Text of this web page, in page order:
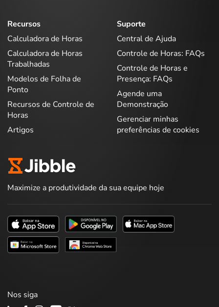
Recursos
Calculadora de Horas
Calculadora de Horas
Trabalhadas
Modelos de Folha de
Ponto
Recursos de Controle de
Horas
Artigos
Suporte
Central de Ajuda
Controle de Horas: FAQs
Controle de Horas e
Presença: FAQs
Agende uma
Demonstração
Gerenciar minhas
preferências de cookies
Maximize a produtividade da sua equipe hoje
Nos siga